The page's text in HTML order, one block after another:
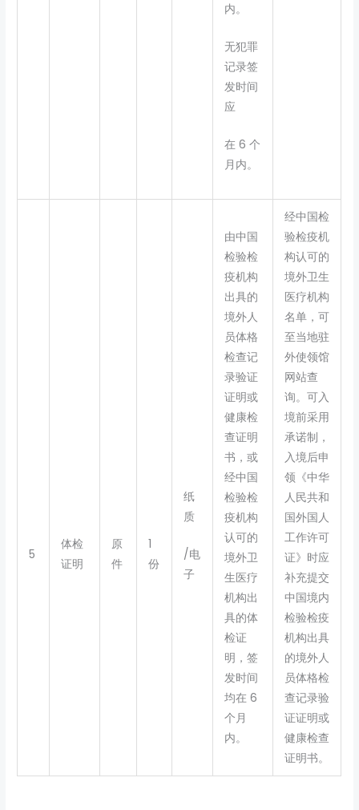
内。
无犯罪
记录签
发时间
应
在 6 个
月内。
5
体检
证明
原
件
1
份
纸
质
/电
子
由中国
检验检
疫机构
出具的
境外人
员体格
检查记
录验证
证明或
健康检
查证明
书，或
经中国
检验检
疫机构
认可的
境外卫
生医疗
机构出
具的体
检证
明，签
发时间
均在 6
个月
内。
经中国检
验检疫机
构认可的
境外卫生
医疗机构
名单，可
至当地驻
外使领馆
网站查
询。可入
境前采用
承诺制，
入境后申
领《中华
人民共和
国外国人
工作许可
证》时应
补充提交
中国境内
检验检疫
机构出具
的境外人
员体格检
查记录验
证证明或
健康检查
证明书。